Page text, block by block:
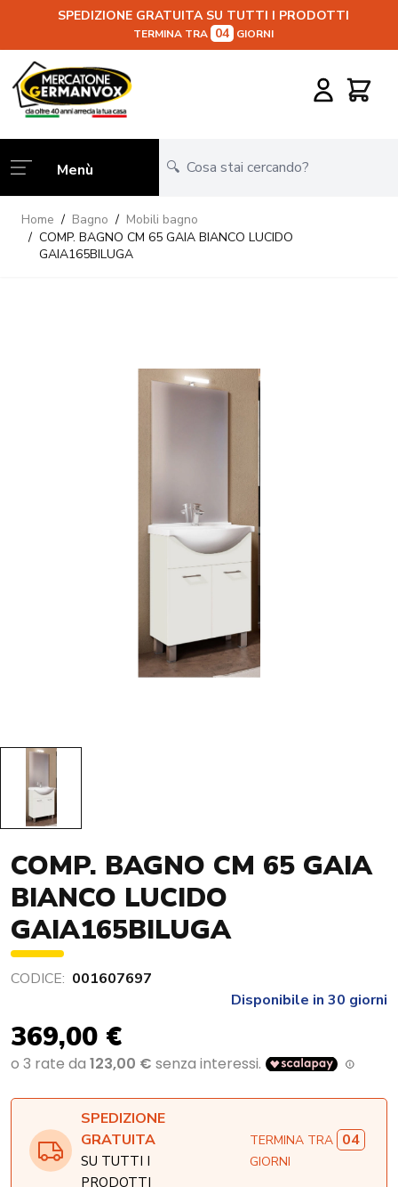
SPEDIZIONE GRATUITA SU TUTTI I PRODOTTI
TERMINA TRA 04 GIORNI
Salta al contenuto
Carrello
Menù
Home / Bagno / Mobili bagno
/ COMP. BAGNO CM 65 GAIA BIANCO LUCIDO
GAIA165BILUGA
COMP. BAGNO CM 65 GAIA
BIANCO LUCIDO
GAIA165BILUGA
CODICE: 001607697
Disponibile in 30 giorni
369,00 €
SPEDIZIONE
GRATUITA
SU TUTTI I
PRODOTTI
TERMINA TRA 04
GIORNI